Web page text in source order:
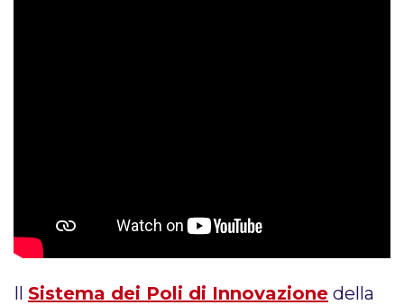
Il Sistema dei Poli di Innovazione della